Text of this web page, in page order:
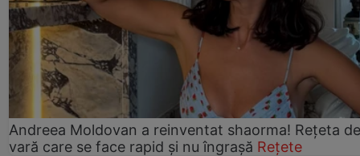
Andreea Moldovan a reinventat shaorma! Rețeta de
vară care se face rapid și nu îngrașă Rețete